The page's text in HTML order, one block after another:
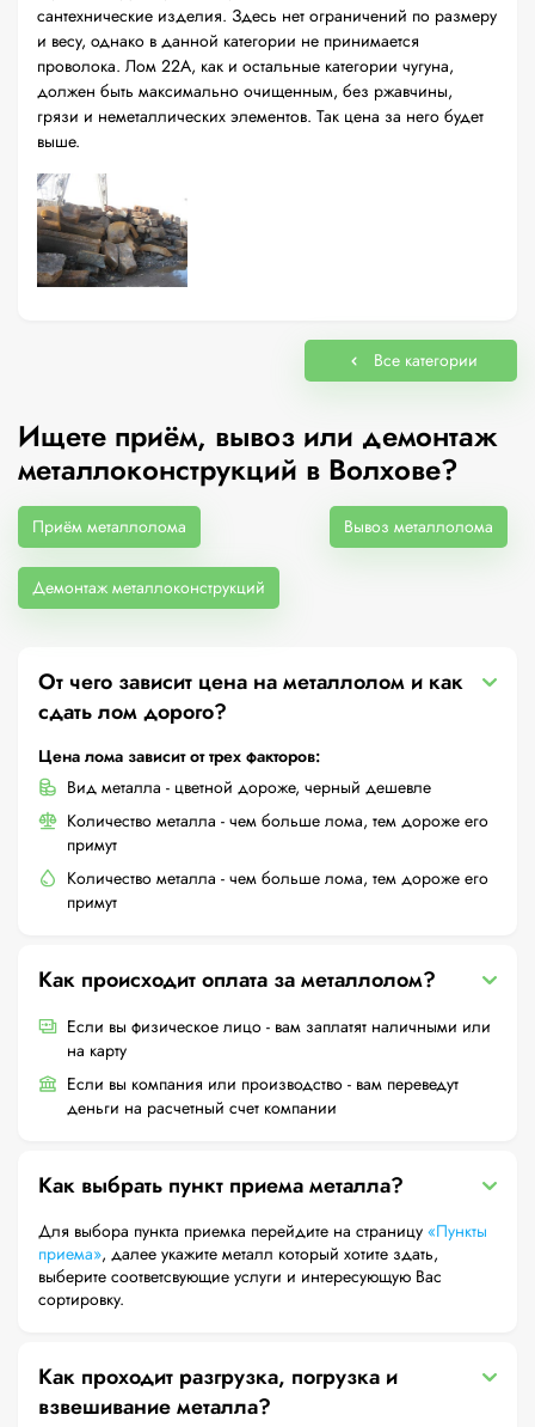
сантехнические изделия. Здесь нет ограничений по размеру
и весу, однако в данной категории не принимается
проволока. Лом 22А, как и остальные категории чугуна,
должен быть максимально очищенным, без ржавчины,
грязи и неметаллических элементов. Так цена за него будет
выше.
Все категории
Ищете приём, вывоз или демонтаж
металлоконструкций в Волхове?
Приём металлолома Вывоз металлолома
Демонтаж металлоконструкций
От чего зависит цена на металлолом и как
сдать лом дорого?
Цена лома зависит от трех факторов:
Вид металла - цветной дороже, черный дешевле
Количество металла - чем больше лома, тем дороже его
примут
Количество металла - чем больше лома, тем дороже его
примут
Как происходит оплата за металлолом?
Если вы физическое лицо - вам заплатят наличными или
на карту
Если вы компания или производство - вам переведут
деньги на расчетный счет компании
Как выбрать пункт приема металла?
Для выбора пункта приемка перейдите на страницу «Пункты
приема», далее укажите металл который хотите здать,
выберите соответсвующие услуги и интересующую Вас
сортировку.
Как проходит разгрузка, погрузка и
взвешивание металла?